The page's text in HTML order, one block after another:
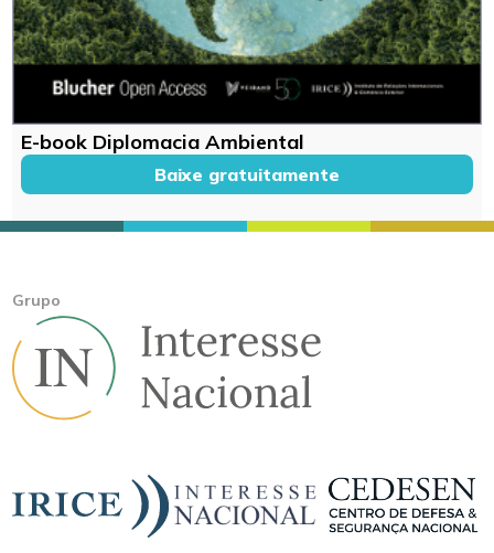
E-book Diplomacia Ambiental
Baixe gratuitamente
Grupo